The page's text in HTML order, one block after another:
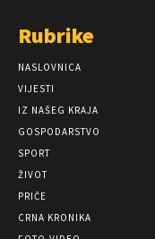
Rubrike
NASLOVNICA
VIJESTI
IZ NAŠEG KRAJA
GOSPODARSTVO
SPORT
ŽIVOT
PRIČE
CRNA KRONIKA